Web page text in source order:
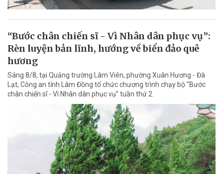
“Bước chân chiến sĩ - Vì Nhân dân phục vụ”:
Rèn luyện bản lĩnh, hướng về biển đảo quê
hương
Sáng 8/8, tại Quảng trường Lâm Viên, phường Xuân Hương - Đà
Lạt, Công an tỉnh Lâm Đồng tổ chức chương trình chạy bộ “Bước
chân chiến sĩ - Vì Nhân dân phục vụ” tuần thứ 2.